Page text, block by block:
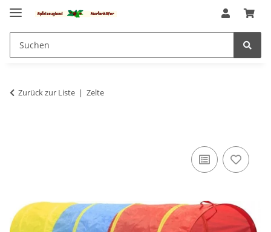
Zurück zur Liste Zelte